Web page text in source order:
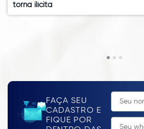
torna ilícita
FAÇA SEU
CADASTRO E
FIQUE POR